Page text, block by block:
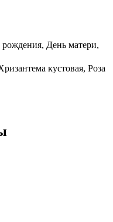
День матери,
кустовая, Роза